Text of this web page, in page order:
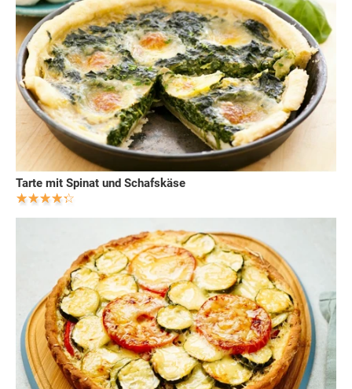
Tarte mit Spinat und Schafskäse